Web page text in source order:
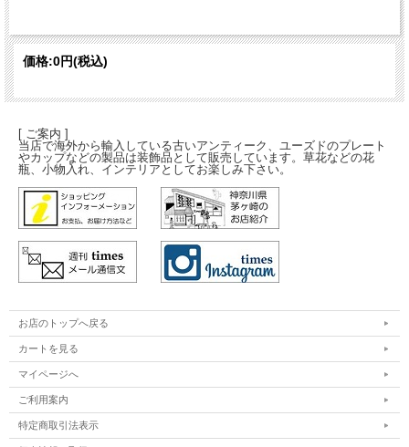
価格:0円(税込)
[ ご案内 ]
当店で海外から輸入している古いアンティーク、ユーズドのプレート
やカップなどの製品は装飾品として販売しています。草花などの花
瓶、小物入れ、インテリアとしてお楽しみ下さい。
お店のトップへ戻る
カートを見る
マイページへ
ご利用案内
特定商取引法表示